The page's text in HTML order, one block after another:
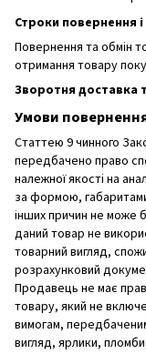
Строки повернення
Повернення та обмін
отримання товару
Зворотня доставка
Умови
Статтею 9 чинного
передбачено право
належної якості на
за формою,
інших причин не може
даний товар не
товарний вигляд,
розрахунковий
Продавець не має
товару, який не
вимогам,
вигляд, ярлики,